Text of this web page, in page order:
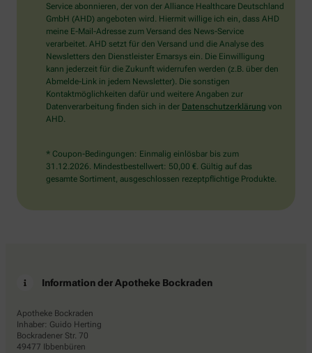
Dann
wählen
Sie
bitte
den
Schlüssel.
Service abonnieren, der von der Alliance Healthcare Deutschland
GmbH (AHD) angeboten wird. Hiermit willige ich ein, dass AHD
meine E-Mail-Adresse zum Versand des News-Service
verarbeitet. AHD setzt für den Versand und die Analyse des
Newsletters den Dienstleister Emarsys ein. Die Einwilligung
kann jederzeit für die Zukunft widerrufen werden (z.B. über den
Abmelde-Link in jedem Newsletter). Die sonstigen
Kontaktmöglichkeiten dafür und weitere Angaben zur
Datenverarbeitung finden sich in der Datenschutzerklärung von
AHD.
* Coupon-Bedingungen: Einmalig einlösbar bis zum
31.12.2026. Mindestbestellwert: 50,00 €. Gültig auf das
gesamte Sortiment, ausgeschlossen rezeptpflichtige Produkte.
Information der Apotheke Bockraden
Apotheke Bockraden
Inhaber: Guido Herting
Bockradener Str. 70
49477 Ibbenbüren